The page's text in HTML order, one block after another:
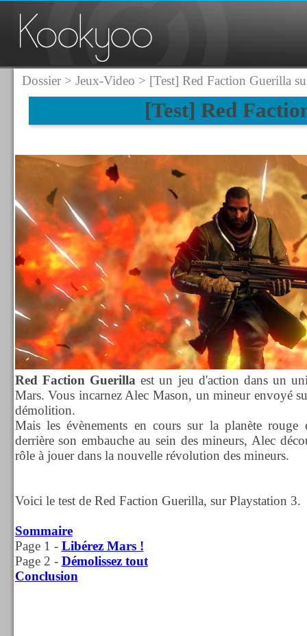
Dossier> Jeux-Video > [Test] Red Faction Guerilla
[Test] Red
Red Faction Guerilla est un jeu d'action dans un
Mars. Vous incarnez Alec Mason, un mineur envoyé
démolition.
Mais les évènements en cours sur la planète rouge
derrière son embauche au sein des mineurs, Alec
rôle à jouer dans la nouvelle révolution des mineurs.
Voici le test de Red Faction Guerilla, sur Playstation 3.
Sommaire
Page 1 - Libérez Mars !
Page 2 - Démolissez tout
Conclusion